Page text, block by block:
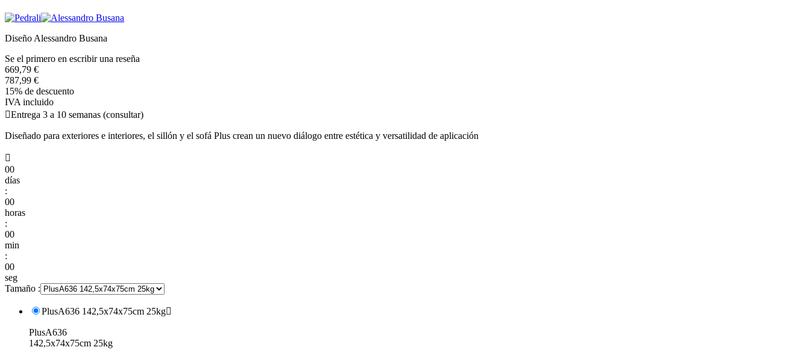
Diseño Alessandro Busana
Se el primero en escribir una reseña
669,79 €
787,99 €
15% de descuento
IVA incluido
Entrega 3 a 10 semanas (consultar)
Diseñado para exteriores e interiores, el sillón y el sofá Plus crean un nuevo diálogo entre estética y versatilidad de aplicación

00
días
:
00
horas
:
00
min
:
00
seg
Tamaño :
PlusA636 142,5x74x75cm 25kg
PlusA636
142,5x74x75cm 25kg